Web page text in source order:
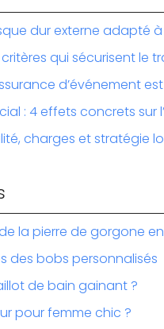
dur externe adapté
qui sécurisent le
d’événement
: 4 effets concrets sur
charges et stratégie
la pierre de gorgone
des bobs personnalisés
de bain gainant ?
pour femme chic ?